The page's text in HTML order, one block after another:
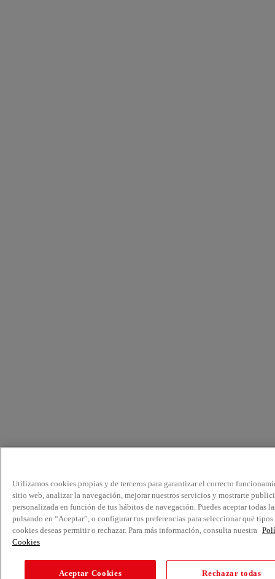
Utilizamos cookies propias y de terceros para garantizar el correcto
sitio web, analizar la navegación, mejorar nuestros servicios y mostrarte
personalizada en función de tus hábitos de navegación. Puedes aceptar todas
pulsando en “Aceptar”, o configurar tus preferencias para seleccionar qué tipos
cookies deseas permitir o rechazar. Para más información, consulta nuestra
Cookies
Aceptar Cookies Rechazar todas